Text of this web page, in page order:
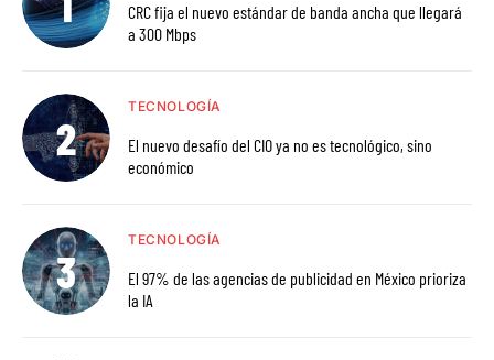
CRC fija el nuevo estándar de banda ancha que llegará
a 300 Mbps
TECNOLOGÍA
El nuevo desafío del CIO ya no es tecnológico, sino
económico
TECNOLOGÍA
El 97% de las agencias de publicidad en México prioriza
la IA